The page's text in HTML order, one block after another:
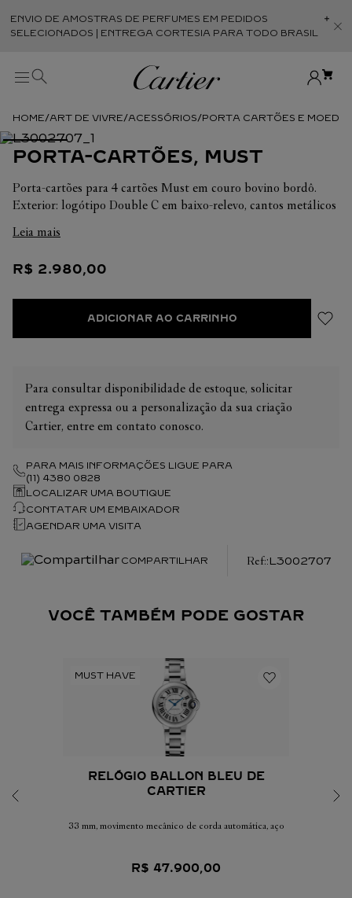
ENVIO DE AMOSTRAS DE PERFUMES EM PEDIDOS
SELECIONADOS | ENTREGA CORTESIA PARA TODO BRASIL
ART DE VIVRE ACESSÓRIOS PORTA CARTÕES E
PORTA-CARTÕES, MUST
Porta-cartões para 4 cartões Must em couro bovino bordô.
Exterior: logótipo Double C em baixo-relevo, cantos metálicos
assinatura Cartier dourada, quatro bolsos para cartões, três
Leia mais
R$ 2.980,00
ADICIONAR AO CARRINHO
Para consultar disponibilidade de estoque, solicitar
entrega expressa ou a personalização da sua criação
Cartier, entre em contato conosco.
PARA MAIS INFORMAÇÕES LIGUE PARA
(11) 4380 0828
LOCALIZAR UMA BOUTIQUE
CONTATAR UM EMBAIXADOR
AGENDAR UMA VISITA
COMPARTILHAR :L3002707
VOCÊ TAMBÉM PODE GOSTAR
RELÓGIO BALLON BLEU DE
CARTIER
33 mm, movimento mecânico de corda automática, aço
R$ 47.900,00